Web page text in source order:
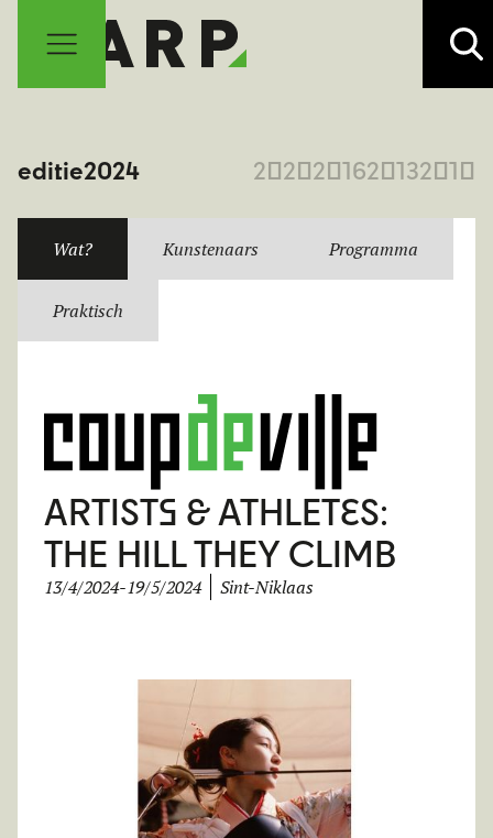
editie2024 2020201620132010
Wat? Kunstenaars Programma
Praktisch
ARTISTS & ATHLETES:
THE HILL THEY CLIMB
13/4/2024-19/5/2024 Sint-Niklaas